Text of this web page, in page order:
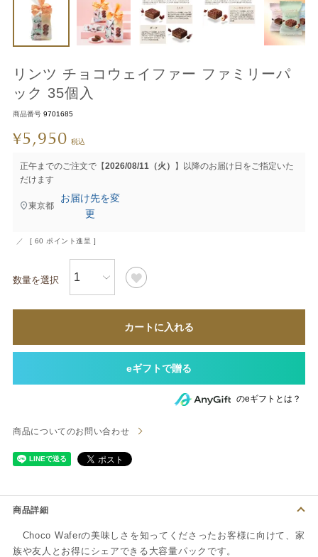
リンツ チョコウェイファー ファミリーパ
ック 35個入
商品番号 9701685
¥5,950 税込
正午までのご注文で【2026/08/11（火）
】以降のお届け日をご指定いた
だけます
東京都
お届け先を変
更
[ 60 ポイント進呈 ]
カートに入れる
のeギフトとは？
商品についてのお問い合わせ
商品詳細
Choco Waferの美味しさを知ってくださったお客様に向けて、家
族や友人とお得にシェアできる大容量パックです。